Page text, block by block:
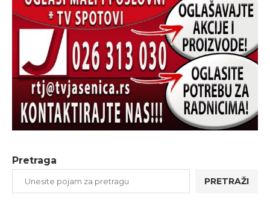
Pretraga
PRETRAŽI